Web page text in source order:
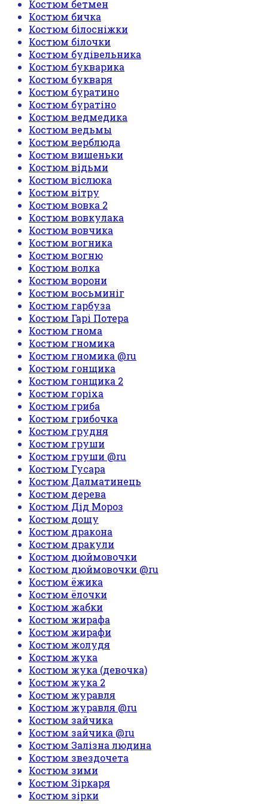
Костюм бетмен
Костюм бичка
Костюм білосніжки
Костюм білочки
Костюм будівельника
Костюм букварика
Костюм букваря
Костюм буратино
Костюм буратіно
Костюм ведмедика
Костюм ведьмы
Костюм верблюда
Костюм вишеньки
Костюм відьми
Костюм віслюка
Костюм вітру
Костюм вовка 2
Костюм вовкулака
Костюм вовчика
Костюм вогника
Костюм вогню
Костюм волка
Костюм ворони
Костюм восьминіг
Костюм гарбуза
Костюм Гарі Потера
Костюм гнома
Костюм гномика
Костюм гномика @ru
Костюм гонщика
Костюм гонщика 2
Костюм горіха
Костюм гриба
Костюм грибочка
Костюм грудня
Костюм груши
Костюм груши @ru
Костюм Гусара
Костюм Далматинець
Костюм дерева
Костюм Дід Мороз
Костюм дощу
Костюм дракона
Костюм дракули
Костюм дюймовочки
Костюм дюймовочки @ru
Костюм ёжика
Костюм ёлочки
Костюм жабки
Костюм жирафа
Костюм жирафи
Костюм жолудя
Костюм жука
Костюм жука (девочка)
Костюм жука 2
Костюм журавля
Костюм журавля @ru
Костюм зайчика
Костюм зайчика @ru
Костюм Залізна людина
Костюм звездочета
Костюм зими
Костюм Зіркаря
Костюм зірки